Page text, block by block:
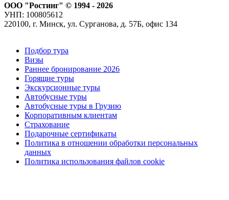
ООО "Ростинг" © 1994 - 2026
УНП: 100805612
220100, г. Минск, ул. Сурганова, д. 57Б, офис 134
Подбор тура
Визы
Раннее бронирование 2026
Горящие туры
Экскурсионные туры
Автобусные туры
Автобусные туры в Грузию
Корпоративным клиентам
Страхование
Подарочные сертификаты
Политика в отношении обработки персональных
данных
Политика использования файлов cookie